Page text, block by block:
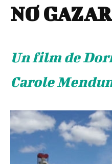
NO
Un film de
Carole